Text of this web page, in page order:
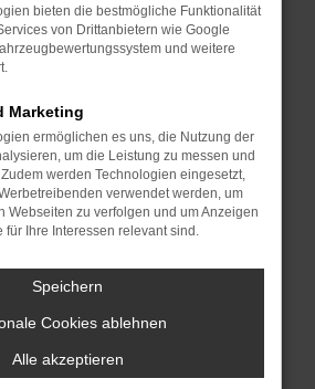
Laden bestimmter Seiten
die Seite in einem
oder in einem privaten
neu.
helfen,
Probleme zu beheben.
dass dein Browser und dein
auf dem neuesten Stand
birgt nicht nur ein
sondern kann auch dazu
bestimmte Funktionen nicht
werden.
bieten die bestmögliche Funktionalität
von Drittanbietern wie Google
und weitere
Marketing
ermöglichen es uns, die Nutzung der
um die Leistung zu messen und
werden Technologien eingesetzt,
verwendet werden, um
Webseiten zu verfolgen und um Anzeigen
für Ihre Interessen relevant sind.
Speichern
Cookies ablehnen
Alle akzeptieren